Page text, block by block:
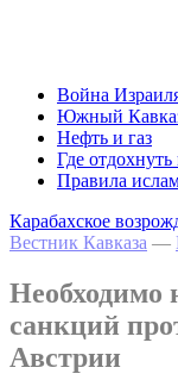
Война
Южный
Нефть и газ
Где отдохнуть
Правила
Карабахское
Вестник Кавказа —
Необходимо
санкций
Австрии